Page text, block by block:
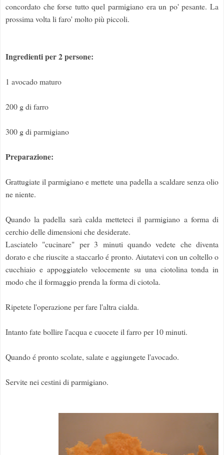
concordato che forse tutto quel parmigiano era un po' pesante. La
prossima volta li faro' molto più piccoli.
Ingredienti per 2 persone:
1 avocado maturo
200 g di farro
300 g di parmigiano
Preparazione:
Grattugiate il parmigiano e mettete una padella a scaldare senza olio
ne niente.
Quando la padella sarà calda metteteci il parmigiano a forma di
cerchio delle dimensioni che desiderate.
Lasciatelo "cucinare" per 3 minuti quando vedete che diventa
dorato e che riuscite a staccarlo é pronto. Aiutatevi con un coltello o
cucchiaio e appoggiatelo velocemente su una ciotolina tonda in
modo che il formaggio prenda la forma di ciotola.
Ripetete l'operazione per fare l'altra cialda.
Intanto fate bollire l'acqua e cuocete il farro per 10 minuti.
Quando é pronto scolate, salate e aggiungete l'avocado.
Servite nei cestini di parmigiano.